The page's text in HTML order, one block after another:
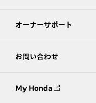
オーナーサポート
お問い合わせ
My Honda